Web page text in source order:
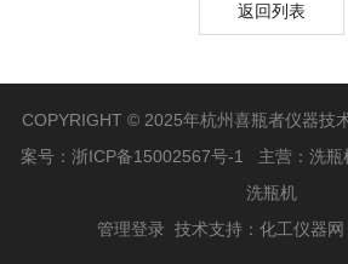
返回列表
COPYRIGHT © 2025年杭州喜瓶者仪器技
案号： 浙ICP备15002567号-1
主营：洗瓶
洗瓶机
管理登录 技术支持： 化工仪器网